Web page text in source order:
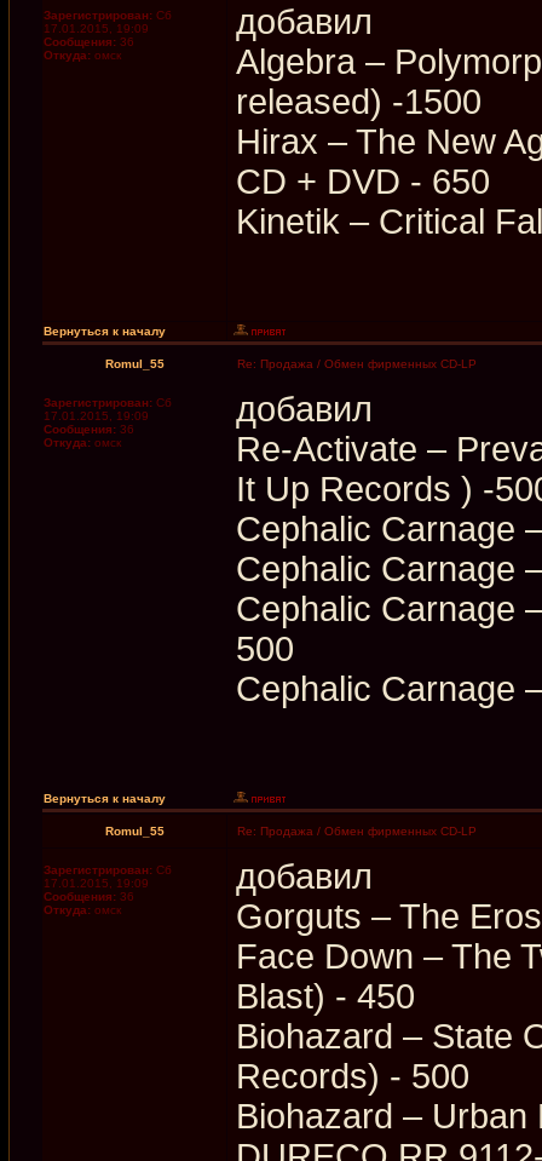
Зарегистрирован: Сб
17.01.2015, 19:09
Сообщения: 36
Откуда: омск
добавил
Algebra –
released) -1500
Hirax – The New
CD + DVD - 650
Kinetik – Critical
Вернуться к началу
Romul_55 Re: Продажа / Обмен фирменных CD-LP
Зарегистрирован: Сб
17.01.2015, 19:09
Сообщения: 36
Откуда: омск
добавил
Re-Activate ‎–
It Up Records ‎) -
Cephalic Carnage
Cephalic Carnage
Cephalic Carnage
500
Cephalic Carnage
Вернуться к началу
Romul_55 Re: Продажа / Обмен фирменных CD-LP
Зарегистрирован: Сб
17.01.2015, 19:09
Сообщения: 36
Откуда: омск
добавил
Gorguts – The
Face Down – The
Blast) - 450
Biohazard – State
Records) - 500
Biohazard –